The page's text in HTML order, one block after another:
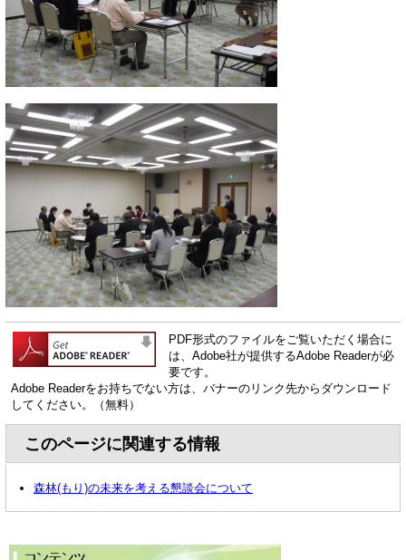
PDF形式のファイルをご覧いただく場合に
は、Adobe社が提供するAdobe Readerが必
要です。
Adobe Readerをお持ちでない方は、バナーのリンク先からダウンロード
してください。（無料）
このページに関連する情報
森林(もり)の未来を考える懇談会について